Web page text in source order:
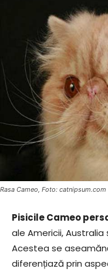
Rasa Cameo, Foto: catnipsum.com
Pisicile Cameo
ale Americii, Australia
Acestea se
diferențiază prin